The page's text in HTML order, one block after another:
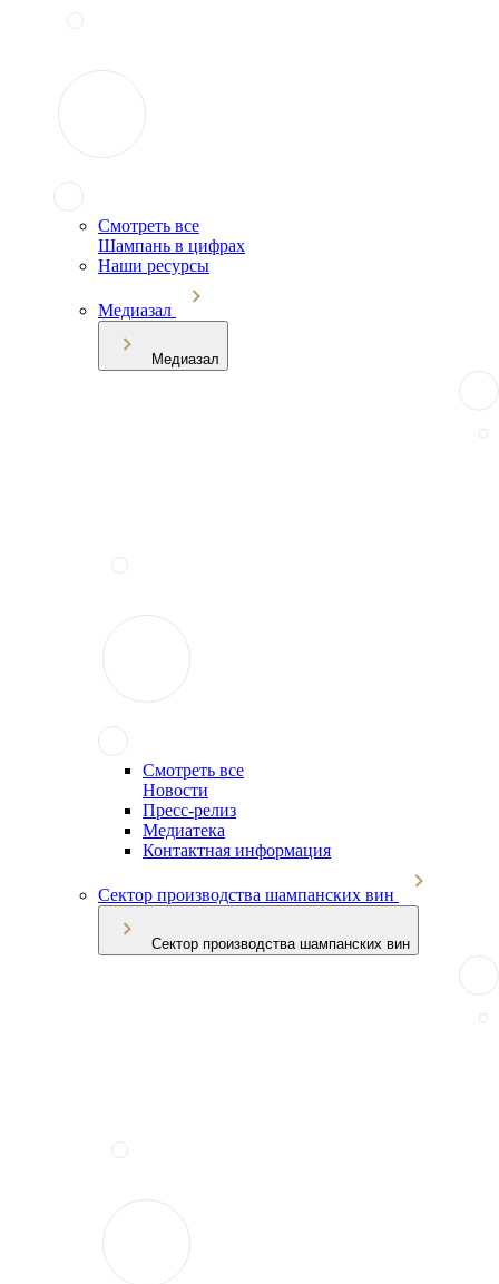
Смотреть все
Шампань в цифрах
Наши ресурсы
Медиазал
Медиазал
Смотреть все
Новости
Пресс-релиз
Медиатека
Контактная информация
Сектор производства шампанских вин
Сектор производства шампанских вин